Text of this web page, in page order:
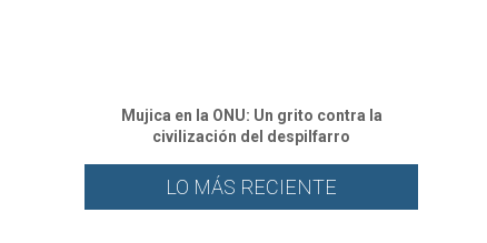
Mujica en la ONU: Un grito contra la
civilización del despilfarro
LO MÁS RECIENTE